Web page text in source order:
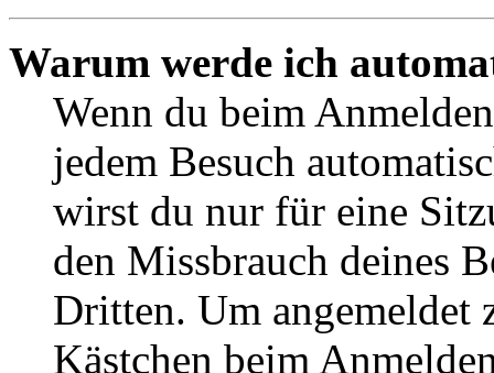
Warum werde ich
Wenn du beim
jedem Besuch
wirst du nur für eine
den Missbrauch deines
Dritten. Um angemeldet
Kästchen beim